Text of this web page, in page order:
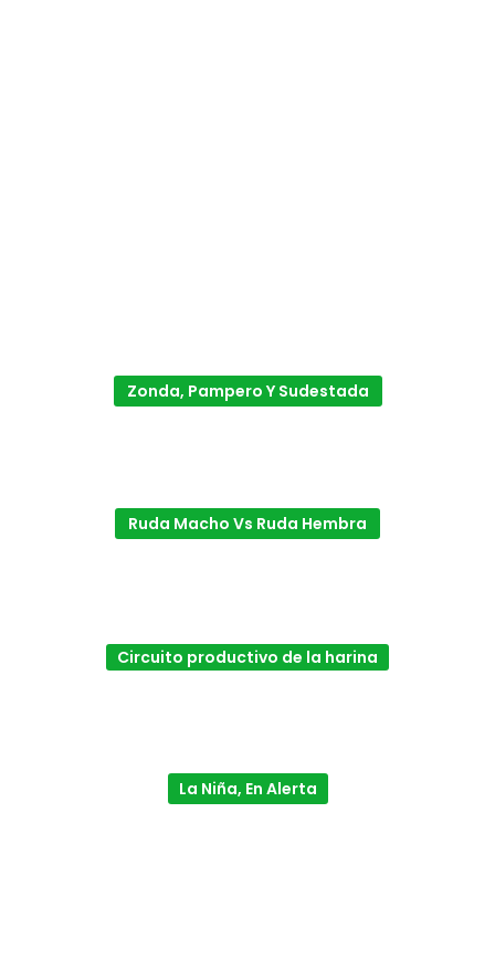
Zonda, Pampero Y Sudestada
Ruda Macho Vs Ruda Hembra
Circuito productivo de la harina
La Niña, En Alerta